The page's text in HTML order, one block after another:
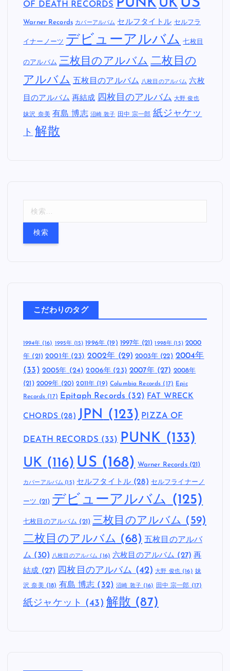
OF DEATH RECORDS PUNK UK US
Warner Records カバーアルバム セルフタイトル セルフラ
イナーノーツ デビューアルバム 七枚目
のアルバム 三枚目のアルバム 二枚目の
アルバム 五枚目のアルバム 八枚目のアルバム 六枚
目のアルバム 再結成 四枚目のアルバム 大野 俊也
妹沢 奈美 有島 博志 沼崎 敦子 田中 宗一郎 紙ジャケッ
ト 解散
こだわりのタグ
1994年(16) 1995年 (15) 1996年(19) 1997年 (21) 1998年 (15) 2000
年 (21) 2001年(23) 2002年 (29) 2003年 (22) 2004年
(33) 2005年 (24) 2006年 (23) 2007年(27) 2008年
(21) 2009年 (20) 2011年 (19) Columbia Records (17) Epic
Records (17) Epitaph Records (32) FAT WRECK
CHORDS (28) JPN (123) PIZZA OF
DEATH RECORDS (33) PUNK (133)
UK (116) US (168) Warner Records(21)
カバーアルバム (15) セルフタイトル(28) セルフライナーノ
ーツ (21) デビューアルバム (125)
七枚目のアルバム (21) 三枚目のアルバム (59)
二枚目のアルバム (68) 五枚目のアルバ
ム (30) 八枚目のアルバム (16) 六枚目のアルバム (27) 再
結成 (27) 四枚目のアルバム (42) 大野 俊也(16) 妹
沢 奈美(18) 有島 博志 (32) 沼崎 敦子(16) 田中 宗一郎 (17)
紙ジャケット (43) 解散 (87)